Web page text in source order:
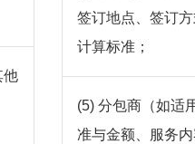
他
签订地点、签订
计算标准；
(5) 分包商（如适
准与金额、服务内